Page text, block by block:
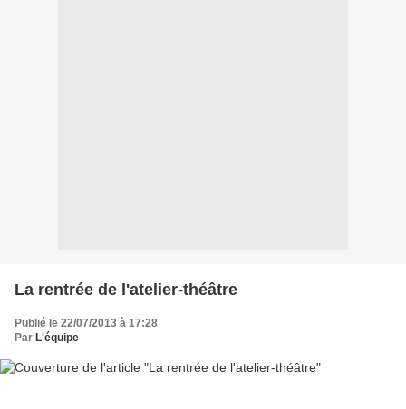
La rentrée de l'atelier-théâtre
Publié le 22/07/2013 à 17:28
Par L'équipe